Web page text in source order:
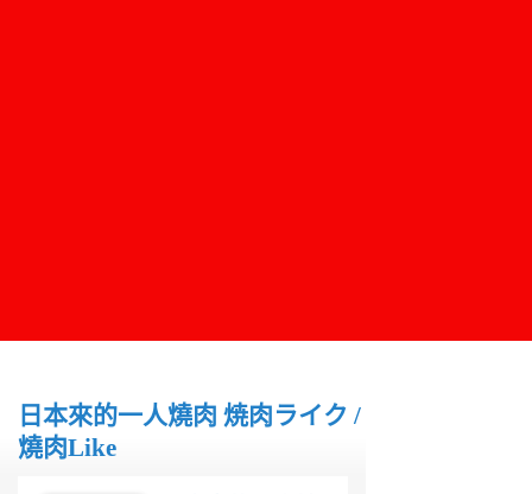
日本來的一人燒肉 焼肉ライク /
燒肉Like